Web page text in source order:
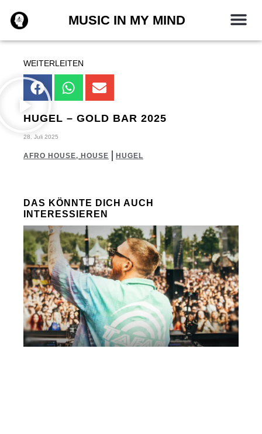
Inhalt
springen
MUSIC IN MY MIND
WEITERLEITEN
HUGEL – GOLD BAR 2025
28. Juli 2025
AFRO HOUSE, HOUSE HUGEL
DAS KÖNNTE DICH AUCH
INTERESSIEREN